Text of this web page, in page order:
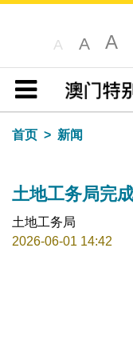
A A A
目录
首页
新闻
土地工务局完
土地工务局
2026-06-01 14:42